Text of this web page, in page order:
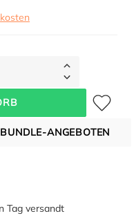
Zum
ANGEBOTEN
Tag versandt